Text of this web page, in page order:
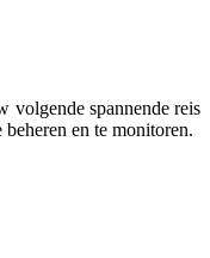
volgende spannende reis
en te monitoren.